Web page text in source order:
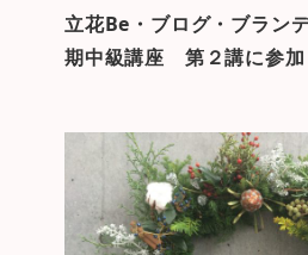
立花Be・ブログ・ブラン
期中級講座 第２講に参加